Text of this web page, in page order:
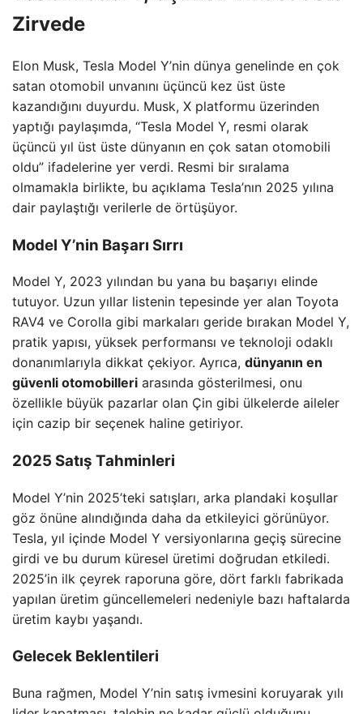
Zirvede
Elon Musk, Tesla Model Y’nin dünya genelinde en çok
satan otomobil unvanını üçüncü kez üst üste
kazandığını duyurdu. Musk, X platformu üzerinden
yaptığı paylaşımda, “Tesla Model Y, resmi olarak
üçüncü yıl üst üste dünyanın en çok satan otomobili
oldu” ifadelerine yer verdi. Resmi bir sıralama
olmamakla birlikte, bu açıklama Tesla’nın 2025 yılına
dair paylaştığı verilerle de örtüşüyor.
Model Y’nin Başarı Sırrı
Model Y, 2023 yılından bu yana bu başarıyı elinde
tutuyor. Uzun yıllar listenin tepesinde yer alan Toyota
RAV4 ve Corolla gibi markaları geride bırakan Model Y,
pratik yapısı, yüksek performansı ve teknoloji odaklı
donanımlarıyla dikkat çekiyor. Ayrıca, dünyanın en
güvenli otomobilleri arasında gösterilmesi, onu
özellikle büyük pazarlar olan Çin gibi ülkelerde aileler
için cazip bir seçenek haline getiriyor.
2025 Satış Tahminleri
Model Y’nin 2025’teki satışları, arka plandaki koşullar
göz önüne alındığında daha da etkileyici görünüyor.
Tesla, yıl içinde Model Y versiyonlarına geçiş sürecine
girdi ve bu durum küresel üretimi doğrudan etkiledi.
2025’in ilk çeyrek raporuna göre, dört farklı fabrikada
yapılan üretim güncellemeleri nedeniyle bazı haftalarda
üretim kaybı yaşandı.
Gelecek Beklentileri
Buna rağmen, Model Y’nin satış ivmesini koruyarak yılı